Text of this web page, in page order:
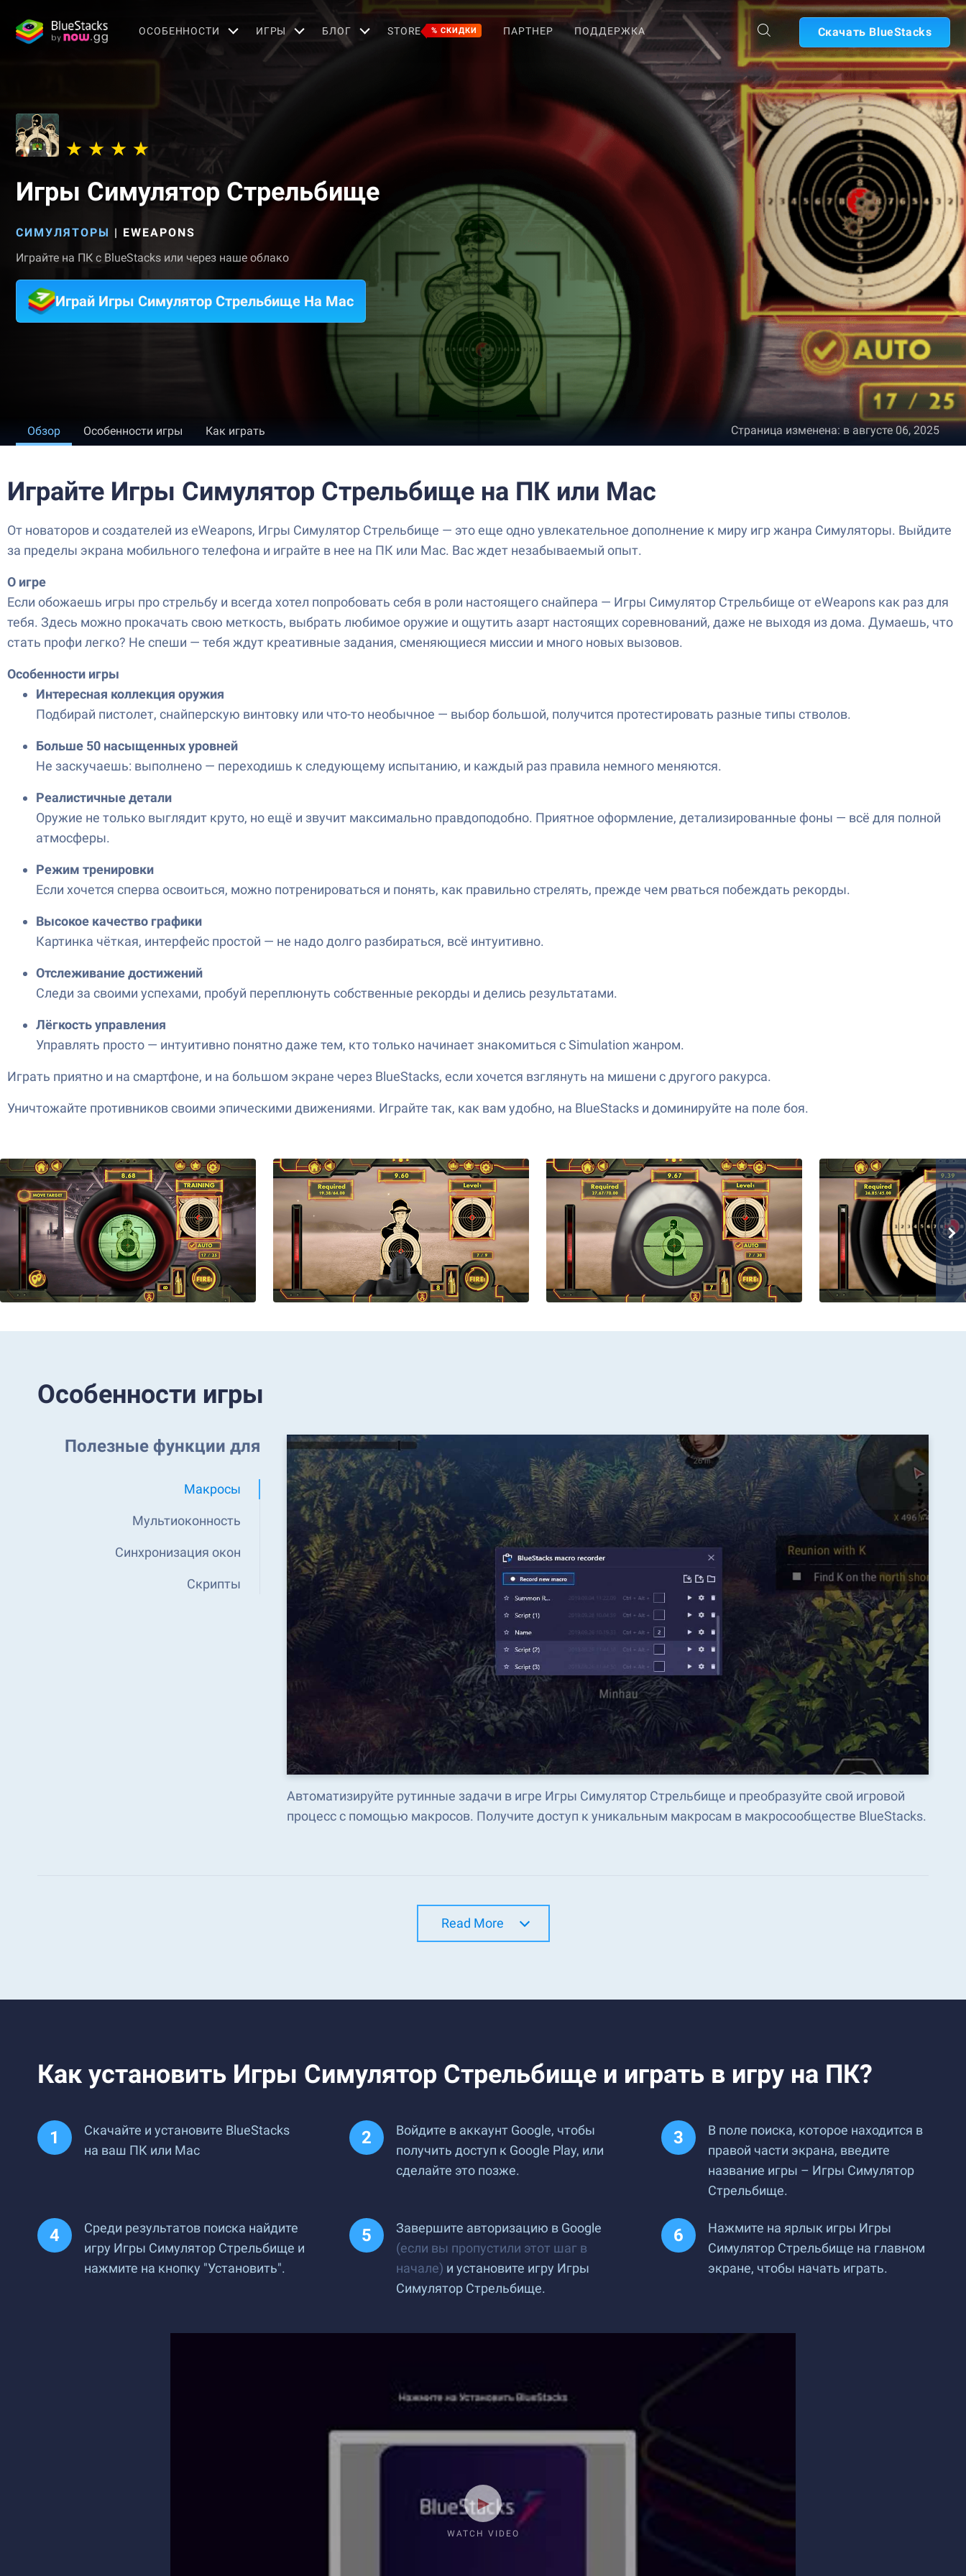
OСОБЕННОСТИ ИГРЫ БЛОГ STORE % СКИДКИ ПАРТНЕР ПОДДЕРЖКА Скачать BlueStacks
Игры Симулятор Стрельбище
СИМУЛЯТОРЫ | EWEAPONS
Играйте на ПК с BlueStacks или через наше облако
Играй Игры Симулятор Стрельбище На Mac
Обзор Особенности игры Как играть Страница изменена: в августе 06, 2025
Играйте Игры Симулятор Стрельбище на ПК или Mac
От новаторов и создателей из eWeapons, Игры Симулятор Стрельбище — это еще одно увлекательное дополнение к миру игр жанра Симуляторы. Выйдите
за пределы экрана мобильного телефона и играйте в нее на ПК или Mac. Вас ждет незабываемый опыт.
О игре
Если обожаешь игры про стрельбу и всегда хотел попробовать себя в роли настоящего снайпера — Игры Симулятор Стрельбище от eWeapons как раз для
тебя. Здесь можно прокачать свою меткость, выбрать любимое оружие и ощутить азарт настоящих соревнований, даже не выходя из дома. Думаешь, что
стать профи легко? Не спеши — тебя ждут креативные задания, сменяющиеся миссии и много новых вызовов.
Особенности игры
Интересная коллекция оружия
Подбирай пистолет, снайперскую винтовку или что-то необычное — выбор большой, получится протестировать разные типы стволов.
Больше 50 насыщенных уровней
Не заскучаешь: выполнено — переходишь к следующему испытанию, и каждый раз правила немного меняются.
Реалистичные детали
Оружие не только выглядит круто, но ещё и звучит максимально правдоподобно. Приятное оформление, детализированные фоны — всё для полной
атмосферы.
Режим тренировки
Если хочется сперва освоиться, можно потренироваться и понять, как правильно стрелять, прежде чем рваться побеждать рекорды.
Высокое качество графики
Картинка чёткая, интерфейс простой — не надо долго разбираться, всё интуитивно.
Отслеживание достижений
Следи за своими успехами, пробуй переплюнуть собственные рекорды и делись результатами.
Лёгкость управления
Управлять просто — интуитивно понятно даже тем, кто только начинает знакомиться с Simulation жанром.
Играть приятно и на смартфоне, и на большом экране через BlueStacks, если хочется взглянуть на мишени с другого ракурса.
Уничтожайте противников своими эпическими движениями. Играйте так, как вам удобно, на BlueStacks и доминируйте на поле боя.
Особенности игры
Полезные функции для
Макросы
Мультиоконность
Синхронизация окон
Скрипты
Автоматизируйте рутинные задачи в игре Игры Симулятор Стрельбище и преобразуйте свой игровой
процесс с помощью макросов. Получите доступ к уникальным макросам в макросообществе BlueStacks.
Read More
Как установить Игры Симулятор Стрельбище и играть в игру на ПК?
Скачайте и установите BlueStacks
на ваш ПК или Mac
Войдите в аккаунт Google, чтобы
получить доступ к Google Play, или
сделайте это позже.
В поле поиска, которое находится в
правой части экрана, введите
название игры – Игры Симулятор
Стрельбище.
Среди результатов поиска найдите
игру Игры Симулятор Стрельбище и
нажмите на кнопку "Установить".
Завершите авторизацию в Google
(если вы пропустили этот шаг в
начале) и установите игру Игры
Симулятор Стрельбище.
Нажмите на ярлык игры Игры
Симулятор Стрельбище на главном
экране, чтобы начать играть.
WATCH VIDEO